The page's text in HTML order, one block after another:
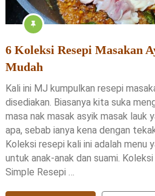
6 Koleksi Resepi Masakan
Mudah
Kali ini MJ kumpulkan resepi
disediakan. Biasanya kita suka
masa nak masak asyik masak lauk
apa, sebab ianya kena dengan
Koleksi resepi kali ini adalah menu
untuk anak-anak dan suami.
Simple Resepi …